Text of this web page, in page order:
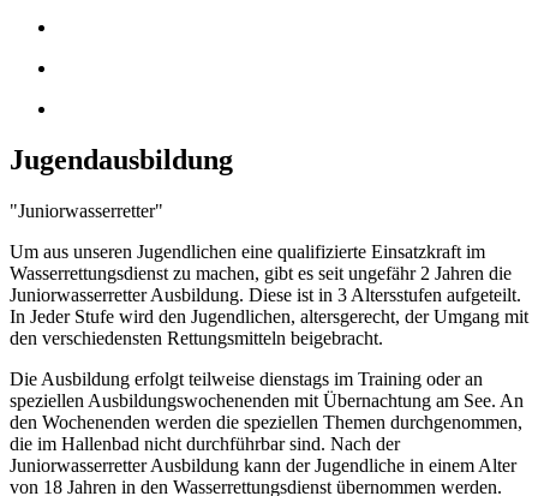
Jugendausbildung
"Juniorwasserretter"
Um aus unseren Jugendlichen eine qualifizierte Einsatzkraft im
Wasserrettungsdienst zu machen, gibt es seit ungefähr 2 Jahren die
Juniorwasserretter Ausbildung. Diese ist in 3 Altersstufen aufgeteilt.
In Jeder Stufe wird den Jugendlichen, altersgerecht, der Umgang mit
den verschiedensten Rettungsmitteln beigebracht.
Die Ausbildung erfolgt teilweise dienstags im Training oder an
speziellen Ausbildungswochenenden mit Übernachtung am See. An
den Wochenenden werden die speziellen Themen durchgenommen,
die im Hallenbad nicht durchführbar sind. Nach der
Juniorwasserretter Ausbildung kann der Jugendliche in einem Alter
von 18 Jahren in den Wasserrettungsdienst übernommen werden.